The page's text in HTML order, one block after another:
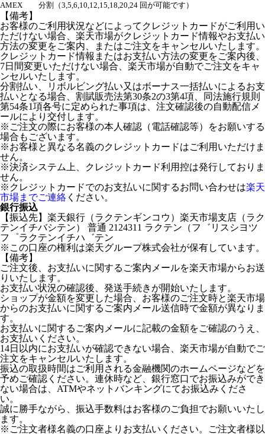
AMEX
分割（3,5,6,10,12,15,18,20,24 回が可能です）
【備考】
お客様のご利用状況などによってクレジットカードがご利用い
ただけない場合、楽天市場がクレジットカード情報やお支払い
方法の変更をご案内、またはご注文をキャンセルいたします。
クレジットカード情報またはお支払い方法の変更をご案内後、
7日間変更いただけない場合、楽天市場が自動でご注文をキャ
ンセルいたします。
分割払い、リボルビング払い又はボーナス一括払いによるお支
払いとなる場合、割賦販売法第30条2の3第4項、同法施行規則
第54条1項各号に定められた事項は、注文確認後の自動配信メ
ールにより交付します。
※ご注文の際にお客様の本人確認（電話確認等）をお願いする
場合もございます。
※お客様と異なる名義のクレジットカードはご利用いただけま
せん。
※決済システム上、クレジットカード利用控は発行しておりま
せん。
※クレジットカードでのお支払いに関するお問い合わせは楽天
市場までご連絡 ください。
銀行振込
【振込先】楽天銀行（ラクテンギンコウ）楽天市場支店（ラク
テンイチバシテン） 普通 2124311 ラクテン（フ゛リスシヨツ
フ゜ラクテンイチハ゛テン
※この口座の権利は楽天グループ株式会社が保有しています。
【備考】
ご注文後、お支払いに関するご案内メールを楽天市場からお送
りいたします。
お支払い状況の確認後、発送手続きが開始いたします。
ショップが金額を変更した場合、お客様のご注文時と楽天市場
からのお支払いに関するご案内メール送信時で金額が異なりま
す。
お支払いに関するご案内メールに記載の金額をご確認のうえ、
お支払いください。
14日以内にお支払いが確認できない場合、楽天市場が自動でご
注文をキャンセルいたします。
振込の取扱時間はご利用される金融機関のホームページなどを
予めご確認ください。連休時など、銀行窓口でお振込みができ
ない場合は、ATMやネットバンキングにてお振込みくださ
い。
誠に勝手ながら、振込手数料はお客様のご負担でお願いいたし
ます。
※ご注文者様名義の口座よりお支払いください。ご注文者様以